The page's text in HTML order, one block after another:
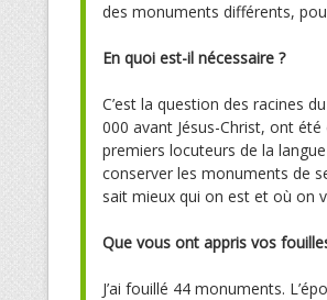
des monuments différents,
En quoi est-il nécessaire ?
C’est la question des racines
000 avant Jésus-Christ, ont
premiers locuteurs de la
conserver les monuments de
sait mieux qui on est et où on
Que vous ont appris vos
J’ai fouillé 44 monuments.